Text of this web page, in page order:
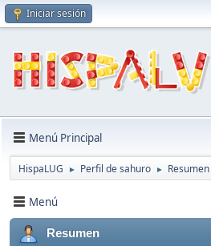
Iniciar sesión
Menú Principal
HispaLUG ► Perfil de sahuro ► Resumen
Menú
Resumen